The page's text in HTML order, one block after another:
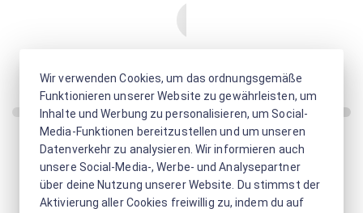
Wir verwenden Cookies, um das ordnungsgemäße
Funktionieren unserer Website zu gewährleisten, um
Inhalte und Werbung zu personalisieren, um Social-
Media-Funktionen bereitzustellen und um unseren
Datenverkehr zu analysieren. Wir informieren auch
unsere Social-Media-, Werbe- und Analysepartner
über deine Nutzung unserer Website. Du stimmst der
Aktivierung aller Cookies freiwillig zu, indem du auf